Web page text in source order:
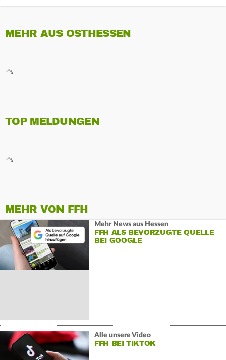
MEHR AUS OSTHESSEN
TOP MELDUNGEN
MEHR VON FFH
Mehr News aus Hessen
FFH ALS BEVORZUGTE QUELLE
BEI GOOGLE
Alle unsere Video
FFH BEI TIKTOK